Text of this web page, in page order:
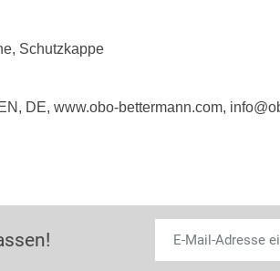
Schutzkappe
DE, www.obo-bettermann.com,